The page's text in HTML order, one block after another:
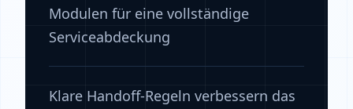
Modulen für eine vollständige
Serviceabdeckung
Klare Handoff-Regeln verbessern das